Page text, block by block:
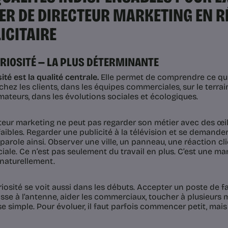
DE DIRECTEUR MARKETING EN
— LA PLUS DÉTERMINANTE
est la qualité centrale. Elle permet de comprendre ce
les clients, dans les équipes commerciales, sur le
dans les évolutions sociales et écologiques.
marketing ne peut pas regarder son métier avec des
Regarder une publicité à la télévision et se
ainsi. Observer une ville, un panneau, une réaction
Ce n’est pas seulement du travail en plus. C’est une
se voit aussi dans les débuts. Accepter un poste de
à l’antenne, aider les commerciaux, toucher à plusieurs
simple. Pour évoluer, il faut parfois commencer petit,